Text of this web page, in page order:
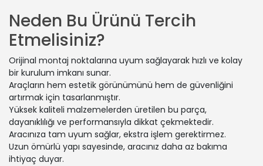
Neden Bu Ürünü Tercih
Etmelisiniz?
Orijinal montaj noktalarına uyum sağlayarak hızlı ve kolay
bir kurulum imkanı sunar.
Araçların hem estetik görünümünü hem de güvenliğini
artırmak için tasarlanmıştır.
Yüksek kaliteli malzemelerden üretilen bu parça,
dayanıklılığı ve performansıyla dikkat çekmektedir.
Aracınıza tam uyum sağlar, ekstra işlem gerektirmez.
Uzun ömürlü yapı sayesinde, aracınız daha az bakıma
ihtiyaç duyar.